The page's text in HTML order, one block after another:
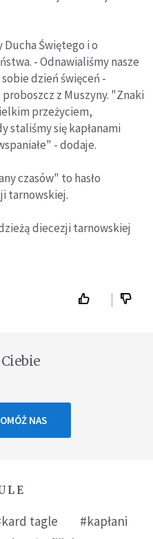
Ducha Świętego i o
- Odnawialiśmy nasze
dzień święceń -
z Muszyny. "Znaki
przeżyciem,
staliśmy się kapłanami
- dodaje.
czasów" to hasło
tarnowskiej.
diecezji tarnowskiej
NAS
tagle
#kapłani